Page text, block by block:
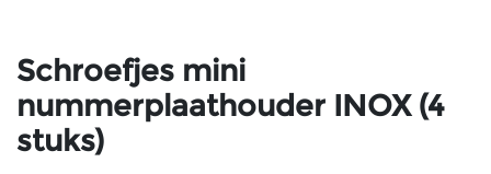
Schroefjes mini
nummerplaathouder INOX (4
stuks)